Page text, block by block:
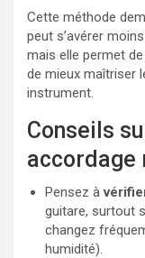
Cette méthode
peut s’avérer
mais elle permet
de mieux maîtriser
instrument.
Conseils
accordage
Pensez à
guitare, surtout
changez
humidité).